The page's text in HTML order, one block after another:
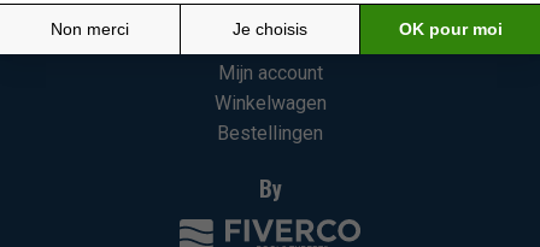
Mijn account
Mijn account
Winkelwagen
Bestellingen
By